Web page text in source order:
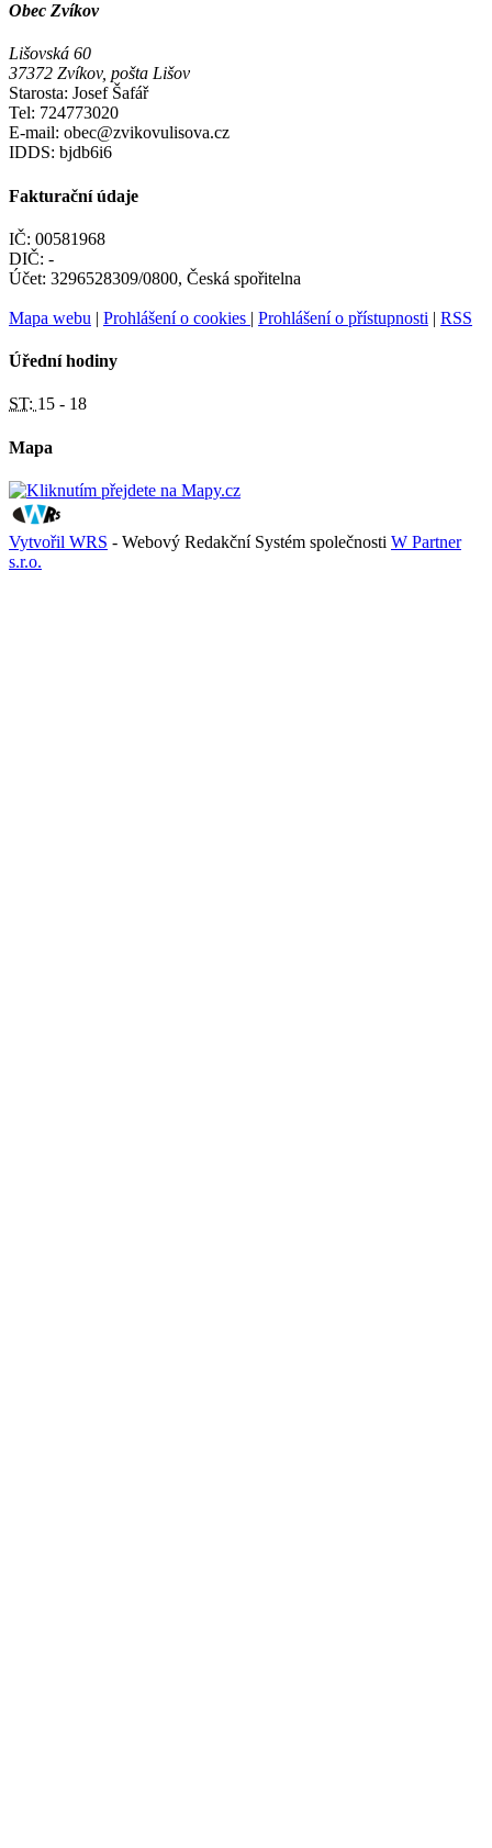
Obec Zvíkov
Lišovská 60
37372 Zvíkov, pošta Lišov
Starosta: Josef Šafář
Tel: 724773020
E-mail: obec@zvikovulisova.cz
IDDS: bjdb6i6
Fakturační údaje
IČ: 00581968
DIČ: -
Účet: 3296528309/0800, Česká spořitelna
Mapa webu | Prohlášení o cookies | Prohlášení o přístupnosti | RSS
Úřední hodiny
ST: 15 - 18
Mapa
Vytvořil WRS - Webový Redakční Systém společnosti W Partner
s.r.o.